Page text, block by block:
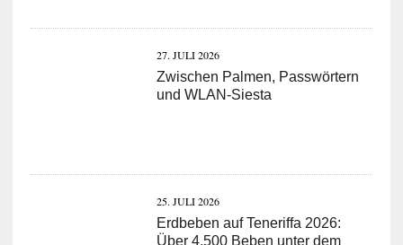
27. JULI 2026
Zwischen Palmen, Passwörtern
und WLAN-Siesta
25. JULI 2026
Erdbeben auf Teneriffa 2026:
Über 4.500 Beben unter dem